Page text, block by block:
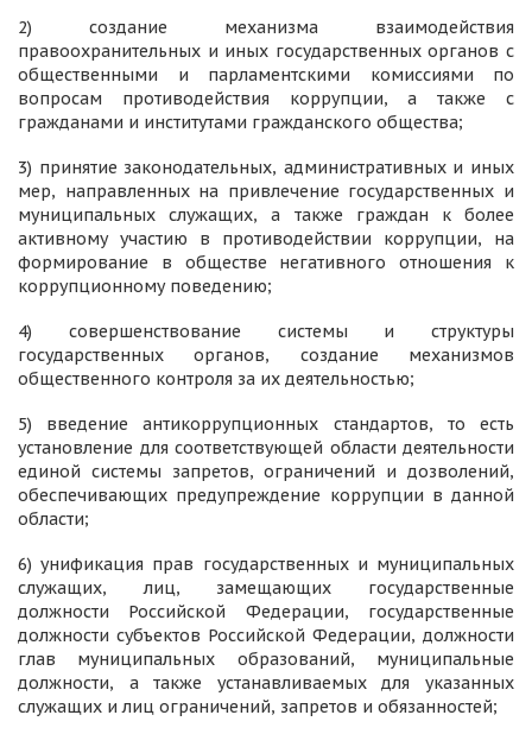
2) создание механизма взаимодействия
правоохранительных и иных государственных органов с
общественными и парламентскими комиссиями по
вопросам противодействия коррупции, а также с
гражданами и институтами гражданского общества;
3) принятие законодательных, административных и иных
мер, направленных на привлечение государственных и
муниципальных служащих, а также граждан к более
активному участию в противодействии коррупции, на
формирование в обществе негативного отношения к
коррупционному поведению;
4) совершенствование системы и структуры
государственных органов, создание механизмов
общественного контроля за их деятельностью;
5) введение антикоррупционных стандартов, то есть
установление для соответствующей области деятельности
единой системы запретов, ограничений и дозволений,
обеспечивающих предупреждение коррупции в данной
области;
6) унификация прав государственных и муниципальных
служащих, лиц, замещающих государственные
должности Российской Федерации, государственные
должности субъектов Российской Федерации, должности
глав муниципальных образований, муниципальные
должности, а также устанавливаемых для указанных
служащих и лиц ограничений, запретов и обязанностей;